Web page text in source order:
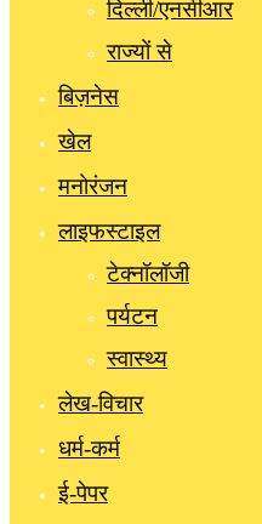
दिल्ली/एनसीआर
राज्यों से
बिज़नेस
खेल
मनोरंजन
लाइफस्टाइल
टेक्नॉलॉजी
पर्यटन
स्वास्थ्य
लेख-विचार
धर्म-कर्म
ई-पेपर